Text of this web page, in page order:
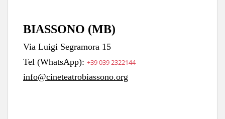
BIASSONO (MB)
Via Luigi Segramora 15
Tel (WhatsApp): +39 039 2322144
info@cineteatrobiassono.org